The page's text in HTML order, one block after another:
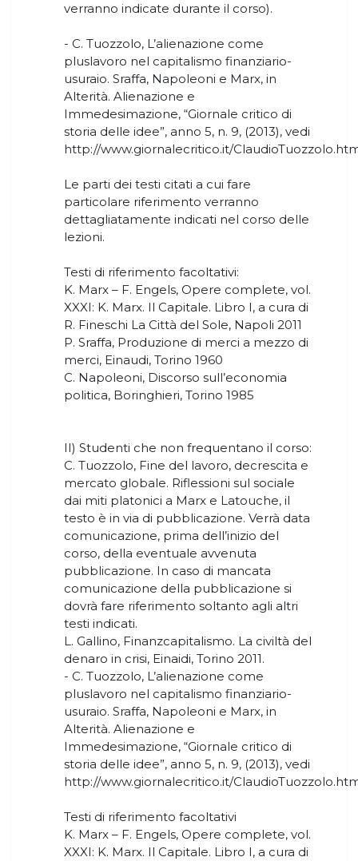
verranno indicate durante il corso).
- C. Tuozzolo, L’alienazione come
pluslavoro nel capitalismo finanziario-
usuraio. Sraffa, Napoleoni e Marx, in
Alterità. Alienazione e
Immedesimazione, “Giornale critico di
storia delle idee”, anno 5, n. 9, (2013), vedi
http://www.giornalecritico.it/
Le parti dei testi citati a cui fare
particolare riferimento verranno
dettagliatamente indicati nel corso delle
lezioni.
Testi di riferimento facoltativi:
K. Marx – F. Engels, Opere complete, vol.
XXXI: K. Marx. Il Capitale. Libro I, a cura di
R. Fineschi La Città del Sole, Napoli 2011
P. Sraffa, Produzione di merci a mezzo di
merci, Einaudi, Torino 1960
C. Napoleoni, Discorso sull’economia
politica, Boringhieri, Torino 1985
II) Studenti che non frequentano il corso:
C. Tuozzolo, Fine del lavoro, decrescita e
mercato globale. Riflessioni sul sociale
dai miti platonici a Marx e Latouche, il
testo è in via di pubblicazione. Verrà data
comunicazione, prima dell’inizio del
corso, della eventuale avvenuta
pubblicazione. In caso di mancata
comunicazione della pubblicazione si
dovrà fare riferimento soltanto agli altri
testi indicati.
L. Gallino, Finanzcapitalismo. La civiltà del
denaro in crisi, Einaidi, Torino 2011.
- C. Tuozzolo, L’alienazione come
pluslavoro nel capitalismo finanziario-
usuraio. Sraffa, Napoleoni e Marx, in
Alterità. Alienazione e
Immedesimazione, “Giornale critico di
storia delle idee”, anno 5, n. 9, (2013), vedi
http://www.giornalecritico.it/
Testi di riferimento facoltativi
K. Marx – F. Engels, Opere complete, vol.
XXXI: K. Marx. Il Capitale. Libro I, a cura di